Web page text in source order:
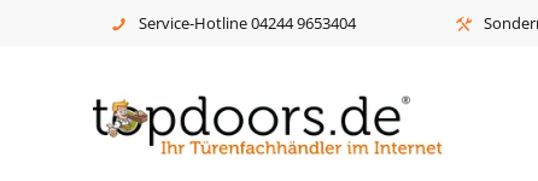
Service-Hotline 04244 9653404